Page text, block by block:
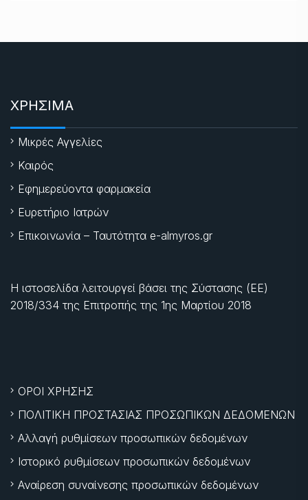
ΧΡΗΣΙΜΑ
Μικρές Αγγελίες
Καιρός
Εφημερεύοντα φαρμακεία
Ευρετήριο Ιατρών
Επικοινωνία – Ταυτότητα e-almyros.gr
Η ιστοσελίδα λειτουργεί βάσει της Σύστασης (ΕΕ)
2018/334 της Επιτροπής της 1ης Μαρτίου 2018
ΟΡΟΙ ΧΡΗΣΗΣ
ΠΟΛΙΤΙΚΗ ΠΡΟΣΤΑΣΙΑΣ ΠΡΟΣΩΠΙΚΩΝ ΔΕΔΟΜΕΝΩΝ
Αλλαγή ρυθμίσεων προσωπικών δεδομένων
Ιστορικό ρυθμίσεων προσωπικών δεδομένων
Αναίρεση συναίνεσης προσωπικών δεδομένων